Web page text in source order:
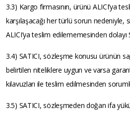
3.3) Kargo firmasının, ürünü ALICI’ya
karşılaşacağı her türlü sorun nedeniyle,
ALICI’ya teslim edilememesinden
3.4) SATICI, sözleşme konusu ürünün
belirtilen niteliklere uygun ve varsa
kılavuzları ile teslim edilmesinden
3.5) SATICI, sözleşmeden doğan ifa